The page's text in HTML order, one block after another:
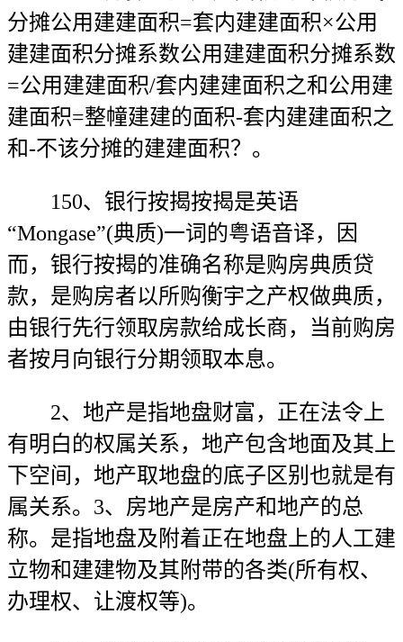
分摊公用建建面积=套内建建面积×公用
建建面积分摊系数公用建建面积分摊系数
=公用建建面积/套内建建面积之和公用建
建面积=整幢建建的面积-套内建建面积之
和-不该分摊的建建面积？。
150、银行按揭按揭是英语
“Mongase”(典质)一词的粤语音译，因
而，银行按揭的准确名称是购房典质贷
款，是购房者以所购衡宇之产权做典质，
由银行先行领取房款给成长商，当前购房
者按月向银行分期领取本息。
2、地产是指地盘财富，正在法令上
有明白的权属关系，地产包含地面及其上
下空间，地产取地盘的底子区别也就是有
属关系。3、房地产是房产和地产的总
称。是指地盘及附着正在地盘上的人工建
立物和建建物及其附带的各类(所有权、
办理权、让渡权等)。